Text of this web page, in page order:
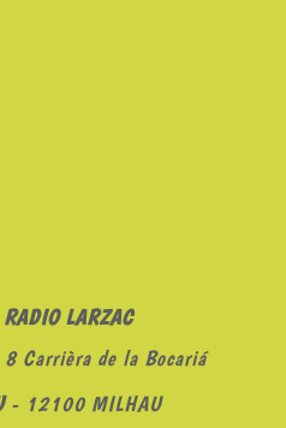
LARZAC
Carrièra de la Bocariá
- 12100 MILHAU